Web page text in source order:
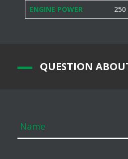
ENGINE POWER
250
QUESTION